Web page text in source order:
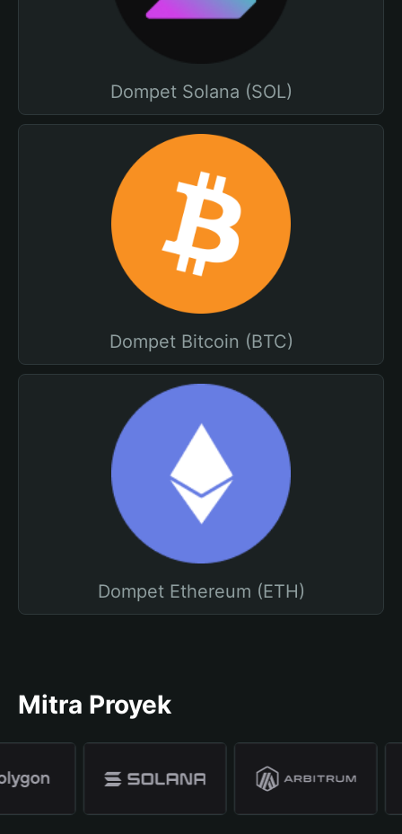
Dompet Solana (SOL)
Dompet Bitcoin (BTC)
Dompet Ethereum (ETH)
Mitra Proyek